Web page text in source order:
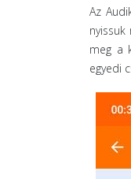
Az
meg a
egyedi